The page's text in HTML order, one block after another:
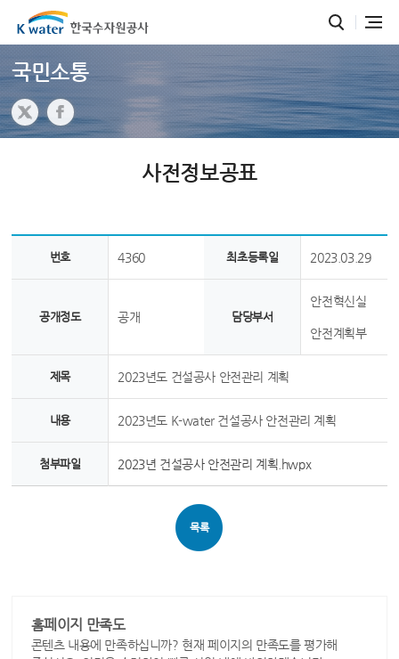
국민소통
사전정보공표
번호 4360 최초등록일 2023.03.29
공개정도 공개 담당부서
안전혁신실
안전계획부
제목 2023년도 건설공사 안전관리 계획
내용 2023년도 K-water 건설공사 안전관리 계획
첨부파일 2023년 건설공사 안전관리 계획.hwpx
목록
홈페이지 만족도
콘텐츠 내용에 만족하십니까? 현재 페이지의 만족도를 평가해